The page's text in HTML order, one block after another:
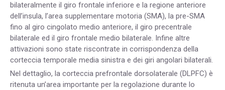
bilateralmente il giro frontale inferiore e la regione anteriore
dell’insula, l’area supplementare motoria (SMA), la pre-SMA
fino al giro cingolato medio anteriore, il giro precentrale
bilaterale ed il giro frontale medio bilaterale. Infine altre
attivazioni sono state riscontrate in corrispondenza della
corteccia temporale media sinistra e dei giri angolari bilaterali.
Nel dettaglio, la corteccia prefrontale dorsolaterale (DLPFC) è
ritenuta un’area importante per la regolazione durante lo